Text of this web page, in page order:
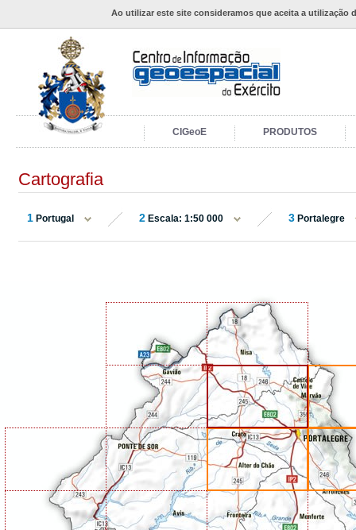
Ao utilizar este site consideramos que aceita a utilização
CIGeoE PRODUTOS
Cartografia
1 Portugal 2 Escala: 1:50 000 3 Portalegre